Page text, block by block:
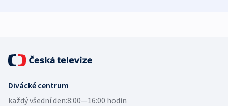
Divácké centrum
každý všední den:8:00—16:00 hodin